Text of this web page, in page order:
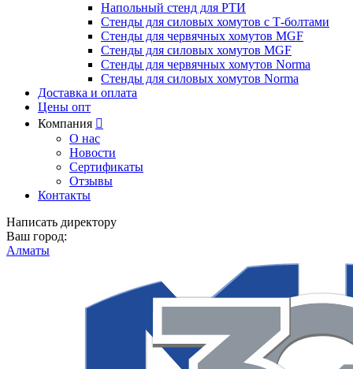
Напольный стенд для РТИ
Стенды для силовых хомутов с Т-болтами
Стенды для червячных хомутов MGF
Стенды для силовых хомутов MGF
Стенды для червячных хомутов Norma
Стенды для силовых хомутов Norma
Доставка и оплата
Цены опт
Компания 
О нас
Новости
Сертификаты
Отзывы
Контакты
Написать директору
Ваш город:
Алматы